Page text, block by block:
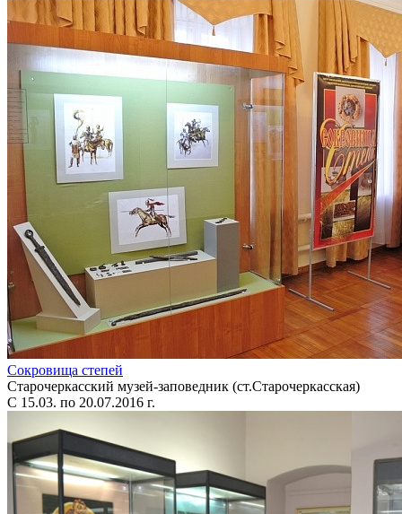
Сокровища степей
Старочеркасский музей-заповедник (ст.Старочеркасская)
С 15.03. по 20.07.2016 г.